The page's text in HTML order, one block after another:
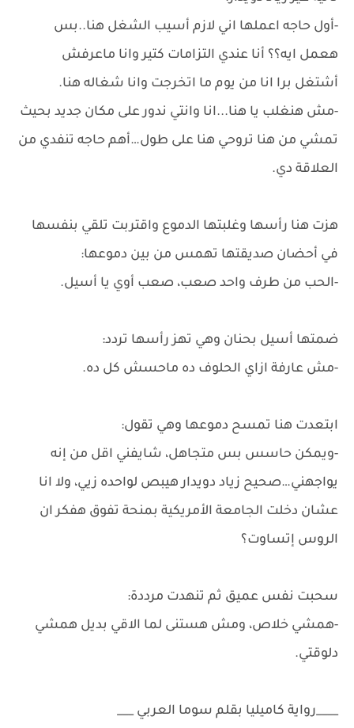
-أول حاجه اعملها اني لازم أسيب الشغل هنا..بس
هعمل ايه؟؟ أنا عندي التزامات كتير وانا ماعرفش
أشتغل برا انا من يوم ما اتخرجت وانا شغاله هنا.
-مش هنغلب يا هنا...انا وانتي ندور على مكان جديد بحيث
تمشي من هنا تروحي هنا على طول…أهم حاجه تنفدي من
العلاقة دي.
هزت هنا رأسها وغلبتها الدموع واقتربت تلقي بنفسها
في أحضان صديقتها تهمس من بين دموعها:
-الحب من طرف واحد صعب، صعب أوي يا أسيل.
ضمتها أسيل بحنان وهي تهز رأسها تردد:
-مش عارفة ازاي الحلوف ده ماحسش كل ده.
ابتعدت هنا تمسح دموعها وهي تقول:
-ويمكن حاسس بس متجاهل، شايفني اقل من إنه
يواجهني…صحيح زياد دويدار هيبص لواحده زيي، ولا انا
عشان دخلت الجامعة الأمريكية بمنحة تفوق هفكر ان
الروس إتساوت؟
سحبت نفس عميق ثم تنهدت مرددة:
-همشي خلاص، ومش هستنى لما الاقي بديل همشي
دلوقتي.
____رواية كاميليا بقلم سوما العربي ___